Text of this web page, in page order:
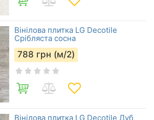
Вінілова плитка LG Decotile
Срібляста сосна
788 грн (м/2)
Вінілова плитка LG Decotile Дуб